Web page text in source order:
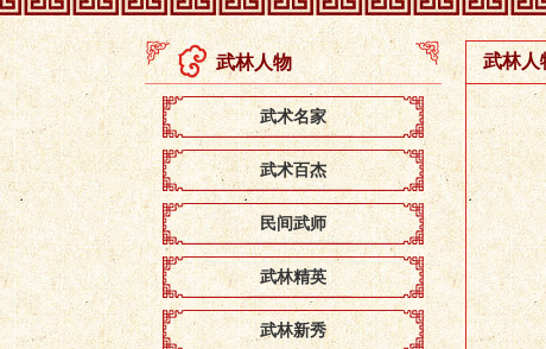
武林人物
武术名家
武术百杰
民间武师
武林精英
武林新秀
武林人